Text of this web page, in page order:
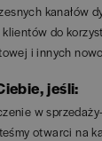
kanałów
do
i innych
jeśli:
w
otwarci na